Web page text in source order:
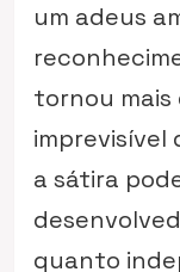
um adeus
tornou
imprevisível
a sátira
quanto